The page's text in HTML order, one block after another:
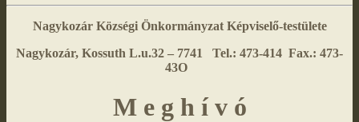
Nagykozár Községi Önkormányzat Képviselő-testülete
Nagykozár, Kossuth L.u.32 – 7741 Tel.: 473-414 Fax.: 473-
43O
M e g h í v ó